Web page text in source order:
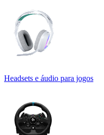
Headsets e áudio para jogos